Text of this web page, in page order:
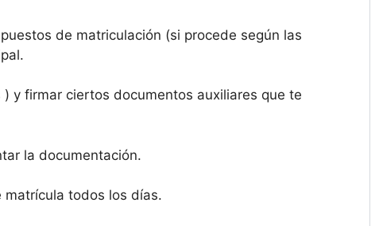
de matriculación (si procede según las
y firmar ciertos documentos auxiliares que te
la documentación.
matrícula todos los días.